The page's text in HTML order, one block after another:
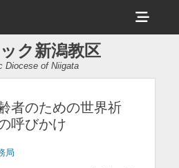
ヘ
ッ
ー
ク新潟教区
Diocese of Niigata
者のための世界祈
呼びかけ
局